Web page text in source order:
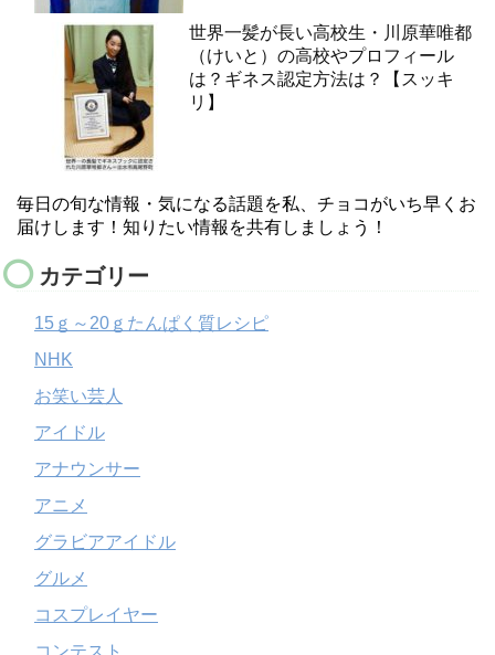
世界一髪が長い高校生・川原華唯都
（けいと）の高校やプロフィール
は？ギネス認定方法は？【スッキ
リ】
毎日の旬な情報・気になる話題を私、チョコがいち早くお
届けします！知りたい情報を共有しましょう！
カテゴリー
15ｇ～20ｇたんぱく質レシピ
NHK
お笑い芸人
アイドル
アナウンサー
アニメ
グラビアアイドル
グルメ
コスプレイヤー